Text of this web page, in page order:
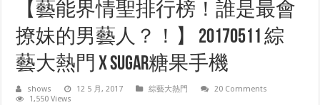
【藝能界情聖排行榜！誰是最會
撩妹的男藝人？！】 20170511 綜
藝大熱門 X SUGAR糖果手機
shows 12 5 月, 2017 綜藝大熱門
20 Comments
1,550 Views